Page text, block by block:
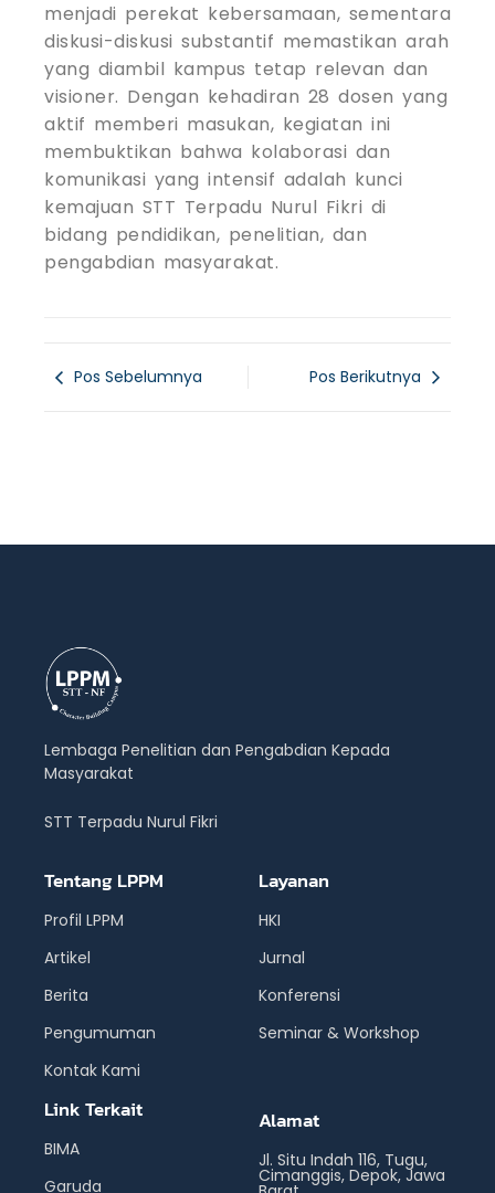
menjadi perekat kebersamaan, sementara
diskusi-diskusi substantif memastikan arah
yang diambil kampus tetap relevan dan
visioner. Dengan kehadiran 28 dosen yang
aktif memberi masukan, kegiatan ini
membuktikan bahwa kolaborasi dan
komunikasi yang intensif adalah kunci
kemajuan STT Terpadu Nurul Fikri di
bidang pendidikan, penelitian, dan
pengabdian masyarakat.
Pos Sebelumnya Pos Berikutnya
Lembaga Penelitian dan Pengabdian Kepada
Masyarakat
STT Terpadu Nurul Fikri
Tentang LPPM
Profil LPPM
Artikel
Berita
Pengumuman
Kontak Kami
Layanan
HKI
Jurnal
Konferensi
Seminar & Workshop
Link Terkait
BIMA
Garuda
Alamat
Jl. Situ Indah 116, Tugu,
Cimanggis, Depok, Jawa